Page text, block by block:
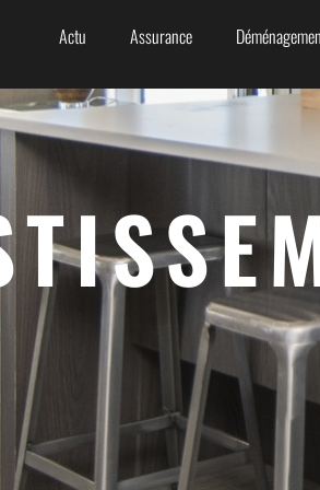
Actu Assurance